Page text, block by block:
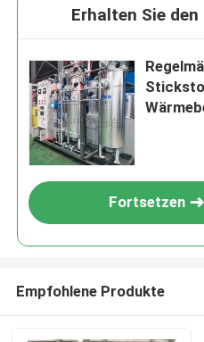
Erhalten Sie
Fortsetzen
Empfohlene Produkte